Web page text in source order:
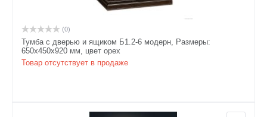
(0)
Тумба с дверью и ящиком Б1.2-6 модерн, Размеры:
650х450х920 мм, цвет орех
Товар отсутствует в продаже